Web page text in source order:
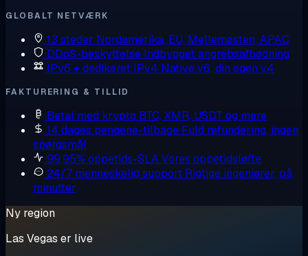
GLOBALT NETVÆRK
13 steder Nordamerika, EU, Mellemøsten, APAC
DDoS-beskyttelse Indbygget angrebsafbødning
IPv6 + dedikeret IPv4 Native v6, din egen v4
FAKTURERING & TILLID
Betal med krypto BTC, XMR, USDT og mere
14 dages pengene-tilbage Fuld refundering, ingen
spørgsmål
99,95% oppetids-SLAVores oppetidsløfte
24/7 menneskelig support Rigtige ingeniører, på
minutter
Ny region
Las Vegas er live